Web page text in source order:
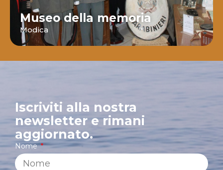
Museo della memoria
Modica
Iscriviti alla nostra
newsletter e rimani
aggiornato.
Nome